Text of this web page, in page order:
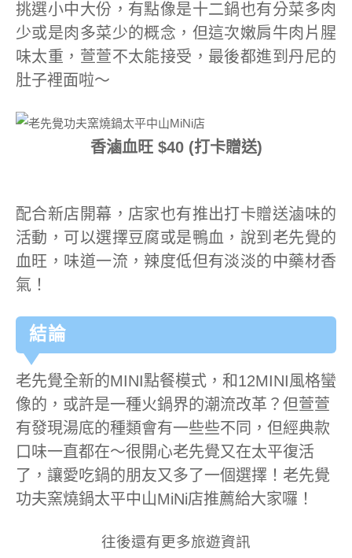
挑選小中大份，有點像是十二鍋也有分菜多肉
少或是肉多菜少的概念，但這次嫩肩牛肉片腥
味太重，萱萱不太能接受，最後都進到丹尼的
肚子裡面啦～
香滷血旺 $40 (打卡贈送)
配合新店開幕，店家也有推出打卡贈送滷味的
活動，可以選擇豆腐或是鴨血，說到老先覺的
血旺，味道一流，辣度低但有淡淡的中藥材香
氣！
結論
老先覺全新的MINI點餐模式，和12MINI風格蠻
像的，或許是一種火鍋界的潮流改革？但萱萱
有發現湯底的種類會有一些些不同，但經典款
口味一直都在～很開心老先覺又在太平復活
了，讓愛吃鍋的朋友又多了一個選擇！老先覺
功夫窯燒鍋太平中山MiNi店推薦給大家囉！
往後還有更多旅遊資訊